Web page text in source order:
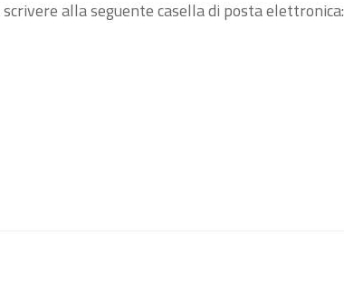
alla seguente casella di posta elettronica: